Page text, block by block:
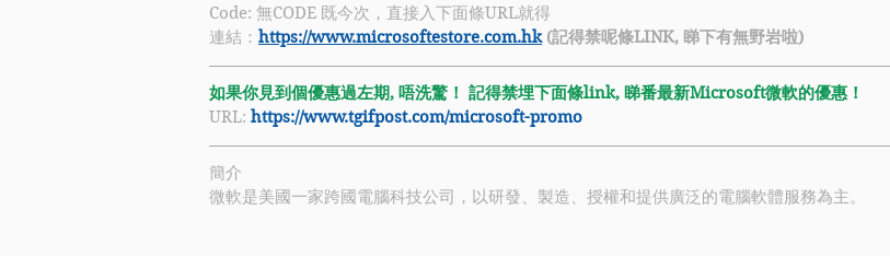
Code: 無CODE 既今次，直接入下面條URL就得
連結： https://www.microsoftestore.com.hk (記得禁呢條LINK, 睇下有無野岩啦)
如果你見到個優惠過左期, 唔洗驚！ 記得禁埋下面條link, 睇番最新Microsoft微軟的優惠！
URL: https://www.tgifpost.com/microsoft-promo
簡介
微軟是美國一家跨國電腦科技公司，以研發、製造、授權和提供廣泛的電腦軟體服務為主。